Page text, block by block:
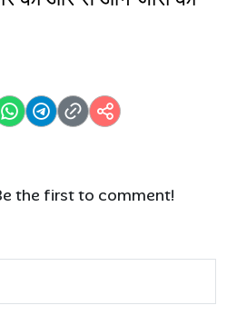
the first to comment!